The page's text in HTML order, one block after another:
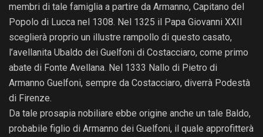
membri di tale famiglia a partire da Armanno, Capitano del
Popolo di Lucca nel 1308. Nel 1325 il Papa Giovanni XXII
sceglierà proprio un illustre rampollo di questo casato,
l’avellanita Ubaldo dei Guelfoni di Costacciaro, come primo
abate di Fonte Avellana. Nel 1333 Nallo di Pietro di
Armanno Guelfoni, sempre da Costacciaro, diverrà Podestà
di Firenze.
Da tale prosapia nobiliare ebbe origine anche un tale Baldo,
probabile figlio di Armanno dei Guelfoni, il quale approfitterà